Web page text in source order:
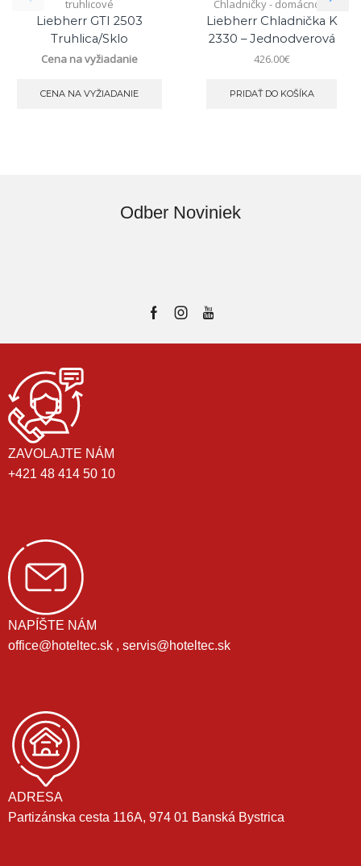
truhlicové
Liebherr GTI 2503
Truhlica/sklo
Cena na vyžiadanie
CENA NA VYŽIADANIE
Chladničky - domácnosť
Liebherr Chladnička K
2330 – Jednodverová
426.00€
PRIDAŤ DO KOŠÍKA
Odber Noviniek
ZAVOLAJTE NÁM
+421 48 414 50 10
NAPÍŠTE NÁM
office@hoteltec.sk , servis@hoteltec.sk
ADRESA
Partizánska cesta 116A, 974 01 Banská Bystrica